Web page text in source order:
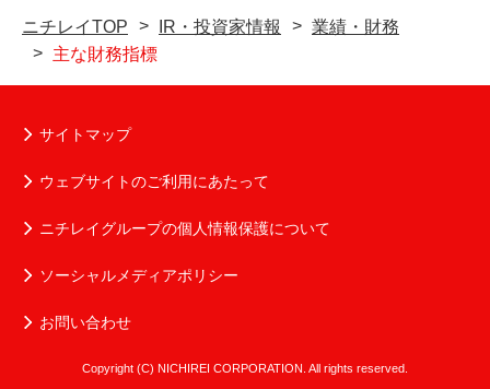
ニチレイTOP IR・投資家情報
業績・財務
主な財務指標
サイトマップ
ウェブサイトのご利用にあたって
ニチレイグループの個人情報保護について
ソーシャルメディアポリシー
お問い合わせ
Copyright (C) NICHIREI CORPORATION. All rights reserved.